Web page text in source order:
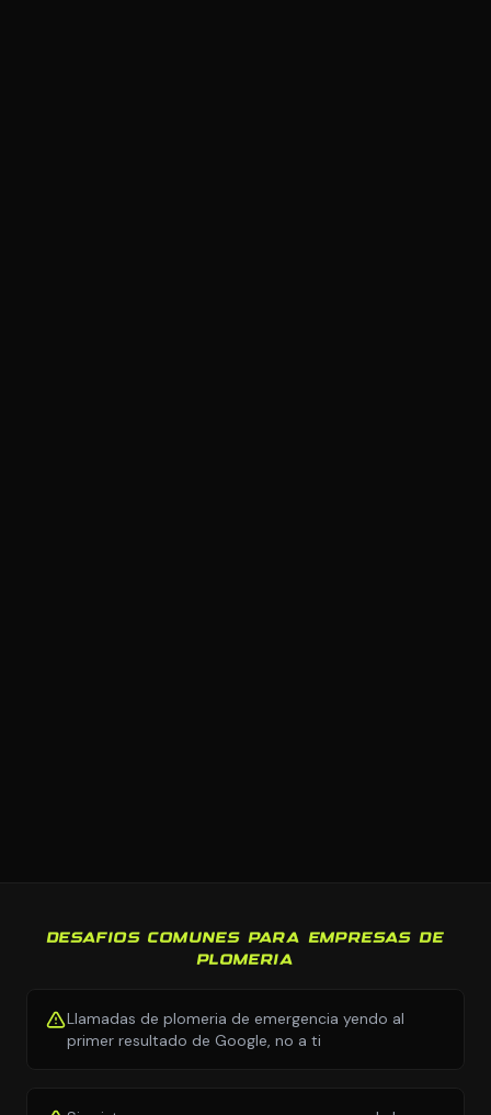
DESAFIOS COMUNES PARA EMPRESAS DE
PLOMERIA
Llamadas de plomeria de emergencia yendo al
primer resultado de Google, no a ti